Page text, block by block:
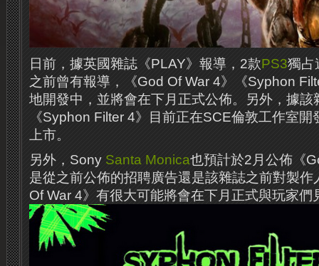
日前，據英國雜誌《PLAY》報導，2款PS3獨占
之前曾有報導，《God Of War 4》《Syphon
地開發中，並將會在下月正式公佈。另外，據該
《Syphon Filter 4》目前正在SCE倫敦工作室
上市。
另外，Sony Santa Monica也預計於2月公佈《
是從之前公佈的招聘廣告還是該雜誌之前對製
Of War 4》有很大可能將會在下月正式與玩家們